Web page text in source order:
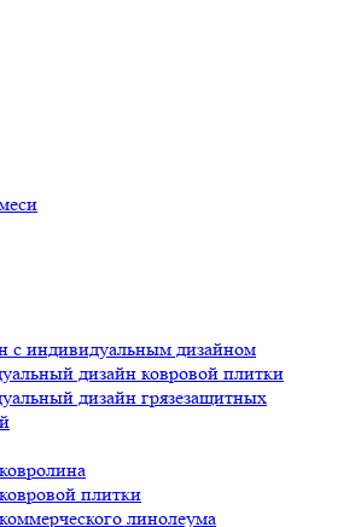
с индивидуальным дизайном
дизайн ковровой плитки
дизайн грязезащитных
плитки
линолеума